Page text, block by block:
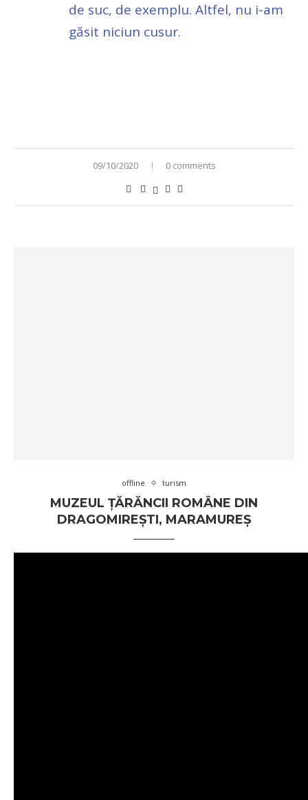
de suc, de exemplu. Altfel, nu i-am
găsit niciun cusur.
09/10/2020 0 comments
offline turism
MUZEUL ȚĂRĂNCII ROMÂNE DIN
DRAGOMIREȘTI, MARAMUREȘ